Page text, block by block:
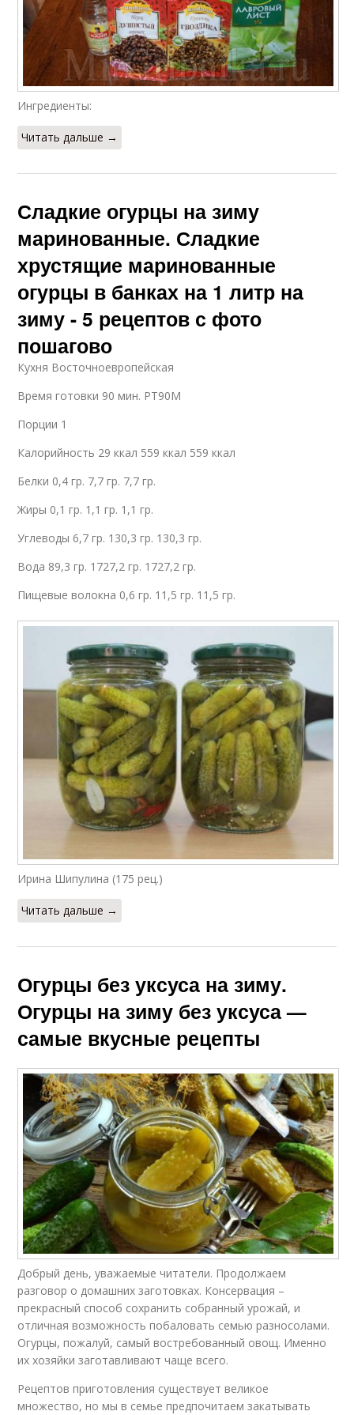
Ингредиенты:
Читать дальше →
Сладкие огурцы на зиму
маринованные. Сладкие
хрустящие маринованные
огурцы в банках на 1 литр на
зиму - 5 рецептов с фото
пошагово
Кухня Восточноевропейская
Время готовки 90 мин. PT90M
Порции 1
Калорийность 29 ккал 559 ккал 559 ккал
Белки 0,4 гр. 7,7 гр. 7,7 гр.
Жиры 0,1 гр. 1,1 гр. 1,1 гр.
Углеводы 6,7 гр. 130,3 гр. 130,3 гр.
Вода 89,3 гр. 1727,2 гр. 1727,2 гр.
Пищевые волокна 0,6 гр. 11,5 гр. 11,5 гр.
Ирина Шипулина (175 рец.)
Читать дальше →
Огурцы без уксуса на зиму.
Огурцы на зиму без уксуса —
самые вкусные рецепты
Добрый день, уважаемые читатели. Продолжаем
разговор о домашних заготовках. Консервация –
прекрасный способ сохранить собранный урожай, и
отличная возможность побаловать семью разносолами.
Огурцы, пожалуй, самый востребованный овощ. Именно
их хозяйки заготавливают чаще всего.
Рецептов приготовления существует великое
множество, но мы в семье предпочитаем закатывать